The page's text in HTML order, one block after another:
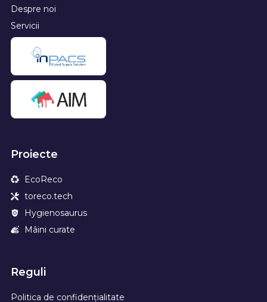
Despre noi
Servicii
Proiecte
EcoReco
toreco.tech
Hygienosaurus
Mâini curate
Reguli
Politica de confidențialitate